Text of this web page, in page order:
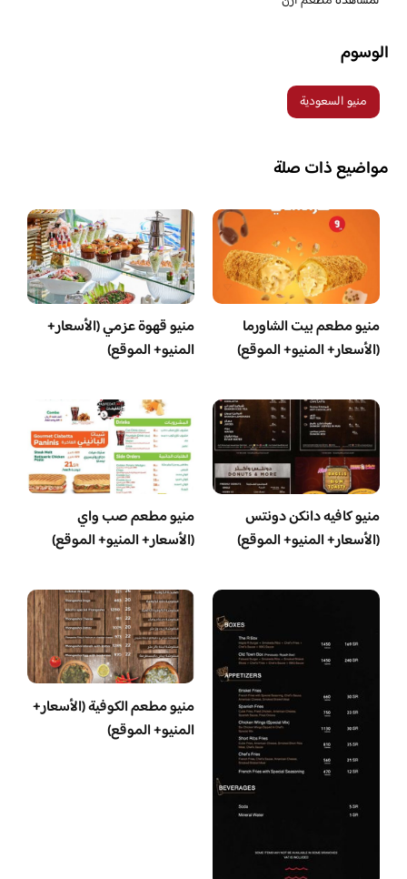
الوسوم
منيو السعودية
مواضيع ذات صلة
منيو مطعم بيت الشاورما
(الأسعار+ المنيو+ الموقع)
منيو قهوة عزمي (الأسعار+
المنيو+ الموقع)
منيو كافيه دانكن دونتس
(الأسعار+ المنيو+ الموقع)
منيو مطعم صب واي
(الأسعار+ المنيو+ الموقع)
منيو مطعم الكوفية (الأسعار+
المنيو+ الموقع)